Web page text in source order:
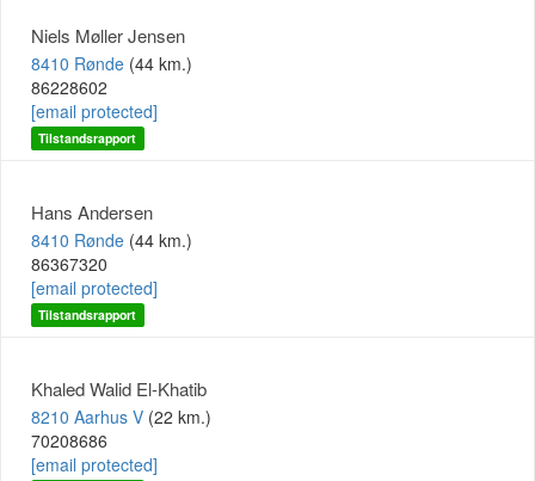
Niels Møller Jensen
8410 Rønde (44 km.)
86228602
[email protected]
Tilstandsrapport
Hans Andersen
8410 Rønde (44 km.)
86367320
[email protected]
Tilstandsrapport
Khaled Walid El-Khatib
8210 Aarhus V (22 km.)
70208686
[email protected]